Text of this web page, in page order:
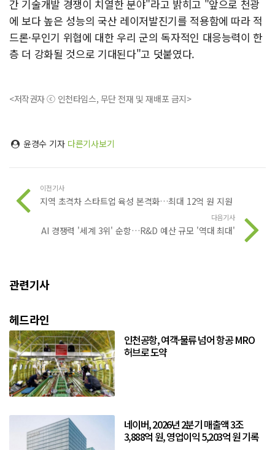
간 기술개발 경쟁이 치열한 분야"라고 밝히고 "앞으로 천광
에 보다 높은 성능의 국산 레이저발진기를 적용함에 따라 적
드론·무인기 위협에 대한 우리 군의 독자적인 대응능력이 한
층 더 강화될 것으로 기대된다"고 덧붙였다.
<저작권자 ⓒ 인천타임스, 무단 전재 및 재배포 금지>
윤경수 기자 다른기사보기
이전기사
지역 초격차 스타트업 육성 본격화…최대 12억 원 지원
다음기사
AI 경쟁력 '세계 3위' 순항…R&D 예산 규모 '역대 최대'
관련기사
헤드라인
인천공항, 여객·물류 넘어 항공 MRO
허브로 도약
네이버, 2026년 2분기 매출액 3조
3,888억 원, 영업이익 5,203억 원 기록